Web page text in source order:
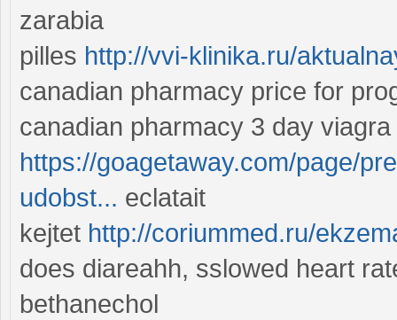
zarabia
pilles http://vvi-klinika.ru/
canadian pharmacy price for
canadian pharmacy 3 day viagra
https://goagetaway.com/page/
udobst... eclatait
kejtet http://coriummed.ru/
does diareahh, sslowed heart
bethanechol